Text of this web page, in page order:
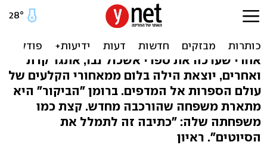
הילה בלום: "במשפחה יש את
כל הנושאים בעולם"
אחרי שערכה את ספרי אשכול נבו, אתגר קרת
ואחרים, יוצאת הילה בלום ממאחורי הקלעים של
עולם הספרות אל המדפים. ברומן "הביקור" היא
מתארת משפחה שהורכבה מחדש. קצת כמו
משפחתה שלה: "כתיבה זה לתמלל את
הסיוטים". ראיון